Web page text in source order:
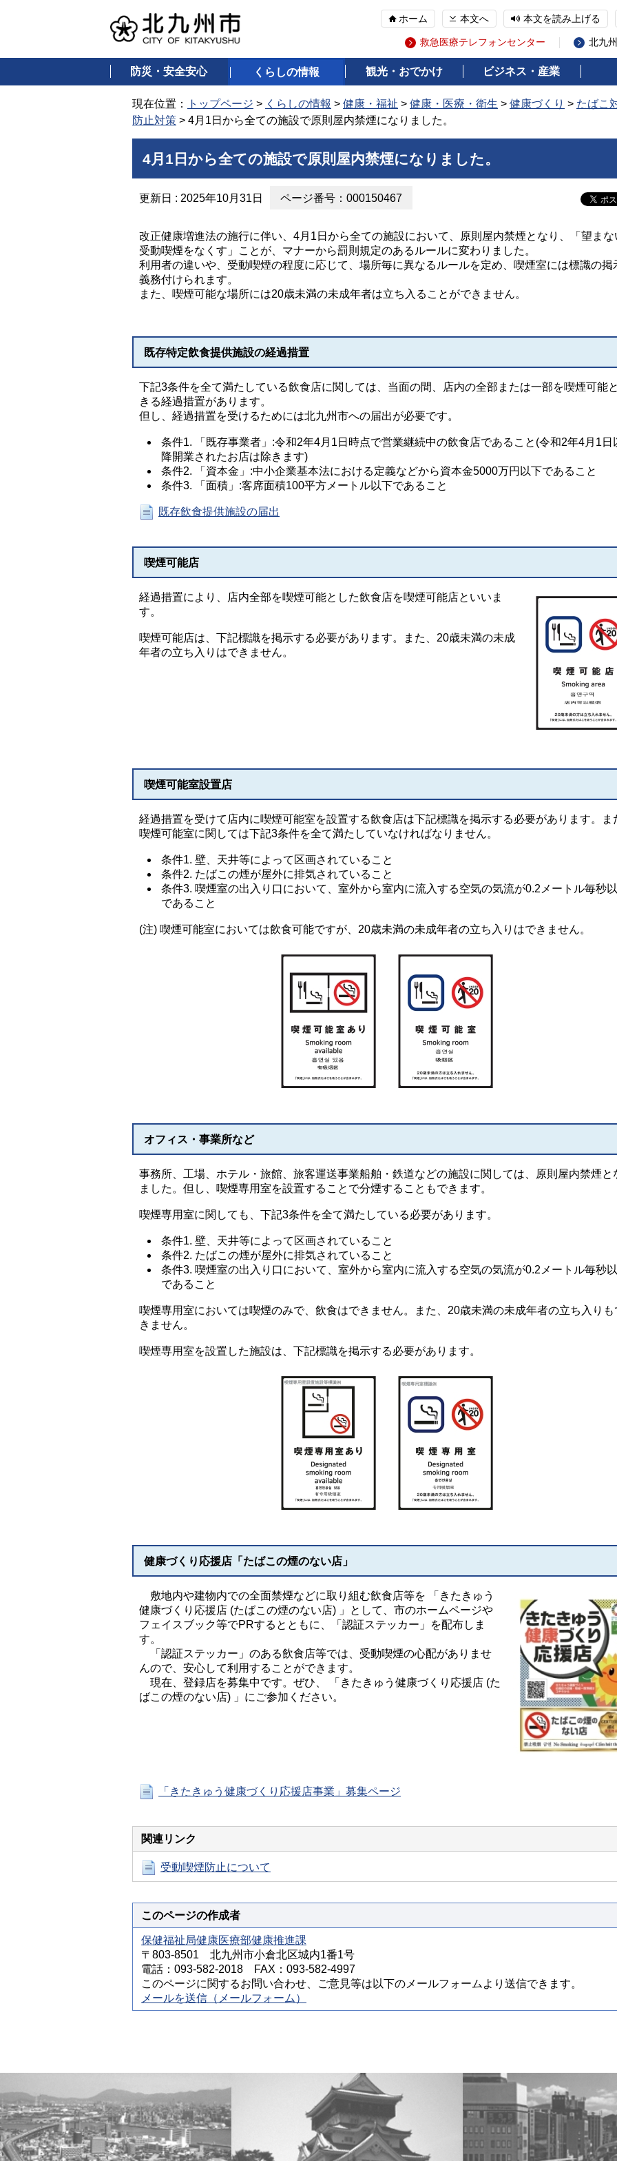
ホーム 本文へ 本文を読み上げる
救急医療テレフォンセンター 北九
防災・安全安心 くらしの情報 観光・おでかけ ビジネス・産業
現在位置： トップページ > くらしの情報 > 健康・福祉 > 健康・医療・衛生 > 健康づくり > たばこ
防止対策 > 4月1日から全ての施設で原則屋内禁煙になりました。
4月1日から全ての施設で原則屋内禁煙になりました。
更新日 : 2025年10月31日 ページ番号：000150467
改正健康増進法の施行に伴い、4月1日から全ての施設において、原則屋内禁煙となり、「望まな
受動喫煙をなくす」ことが、マナーから罰則規定のあるルールに変わりました。
利用者の違いや、受動喫煙の程度に応じて、場所毎に異なるルールを定め、喫煙室には標識の掲
義務付けられます。
また、喫煙可能な場所には20歳未満の未成年者は立ち入ることができません。
既存特定飲食提供施設の経過措置
下記3条件を全て満たしている飲食店に関しては、当面の間、店内の全部または一部を喫煙可能
きる経過措置があります。
但し、経過措置を受けるためには北九州市への届出が必要です。
条件1. 「既存事業者」:令和2年4月1日時点で営業継続中の飲食店であること(令和2年4月1日
降開業されたお店は除きます)
条件2. 「資本金」:中小企業基本法における定義などから資本金5000万円以下であること
条件3. 「面積」:客席面積100平方メートル以下であること
既存飲食提供施設の届出
喫煙可能店
経過措置により、店内全部を喫煙可能とした飲食店を喫煙可能店といいま
す。
喫煙可能店は、下記標識を掲示する必要があります。また、20歳未満の未成
年者の立ち入りはできません。
喫煙可能室設置店
経過措置を受けて店内に喫煙可能室を設置する飲食店は下記標識を掲示する必要があります。ま
喫煙可能室に関しては下記3条件を全て満たしていなければなりません。
条件1. 壁、天井等によって区画されていること
条件2. たばこの煙が屋外に排気されていること
条件3. 喫煙室の出入り口において、室外から室内に流入する空気の気流が0.2メートル毎秒
であること
(注) 喫煙可能室においては飲食可能ですが、20歳未満の未成年者の立ち入りはできません。
オフィス・事業所など
事務所、工場、ホテル・旅館、旅客運送事業船舶・鉄道などの施設に関しては、原則屋内禁煙と
ました。但し、喫煙専用室を設置することで分煙することもできます。
喫煙専用室に関しても、下記3条件を全て満たしている必要があります。
条件1. 壁、天井等によって区画されていること
条件2. たばこの煙が屋外に排気されていること
条件3. 喫煙室の出入り口において、室外から室内に流入する空気の気流が0.2メートル毎秒
であること
喫煙専用室においては喫煙のみで、飲食はできません。また、20歳未満の未成年者の立ち入りも
きません。
喫煙専用室を設置した施設は、下記標識を掲示する必要があります。
健康づくり応援店「たばこの煙のない店」
敷地内や建物内での全面禁煙などに取り組む飲食店等を 「きたきゅう
健康づくり応援店 (たばこの煙のない店) 」として、市のホームページや
フェイスブック等でPRするとともに、「認証ステッカー」を配布しま
す。
「認証ステッカー」のある飲食店等では、受動喫煙の心配がありませ
んので、安心して利用することができます。
現在、登録店を募集中です。ぜひ、 「きたきゅう健康づくり応援店 (た
ばこの煙のない店) 」にご参加ください。
「きたきゅう健康づくり応援店事業」募集ページ
関連リンク
受動喫煙防止について
このページの作成者
保健福祉局健康医療部健康推進課
〒803-8501 北九州市小倉北区城内1番1号
電話：093-582-2018 FAX：093-582-4997
このページに関するお問い合わせ、ご意見等は以下のメールフォームより送信できます。
メールを送信（メールフォーム）